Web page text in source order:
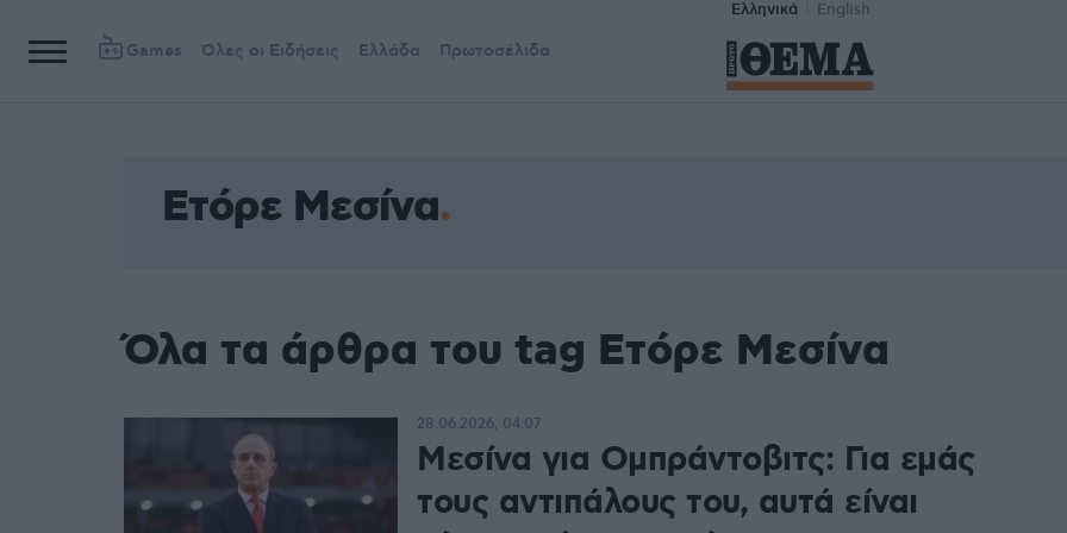
Ελληνικά English
Games Όλες οι Ειδήσεις Ελλάδα Πρωτοσέλιδα
Ετόρε Μεσίνα
Όλα τα άρθρα του tag Ετόρε Μεσίνα
Μεσίνα για Ομπράντοβιτς: Για εμάς
τους αντιπάλους του, αυτά είναι
28.06.2026, 04:07